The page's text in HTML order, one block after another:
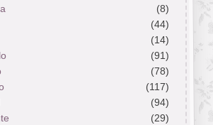
(8)
(44)
(14)
(91)
(78)
(117)
(94)
(29)